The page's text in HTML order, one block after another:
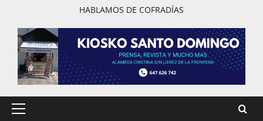
HABLAMOS DE COFRADÍAS
Menú